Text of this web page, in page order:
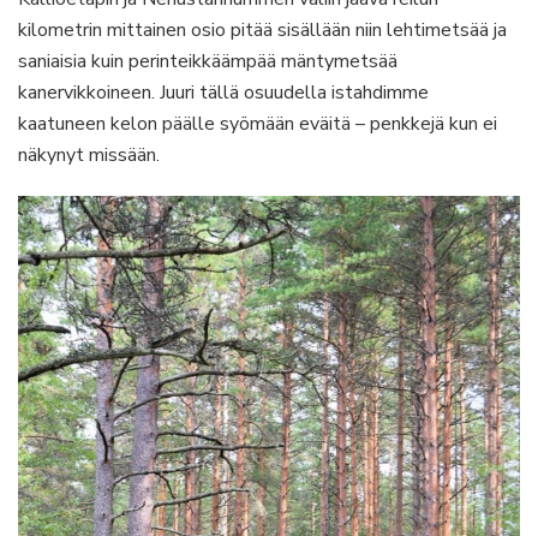
kilometrin mittainen osio pitää sisällään niin lehtimetsää ja
saniaisia kuin perinteikkäämpää mäntymetsää
kanervikkoineen. Juuri tällä osuudella istahdimme
kaatuneen kelon päälle syömään eväitä – penkkejä kun ei
näkynyt missään.